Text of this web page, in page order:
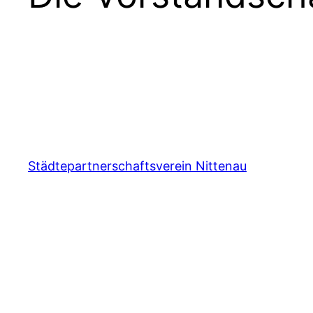
Städtepartnerschaftsverein Nittenau